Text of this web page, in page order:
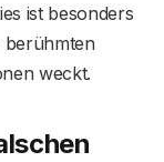
ist besonders
berühmten
weckt.